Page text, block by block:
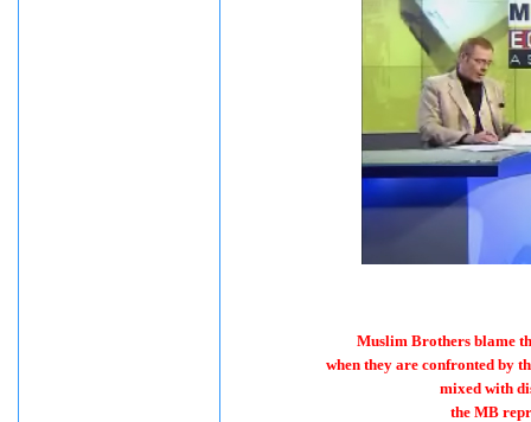
Muslim Brothers blame
when they are confronted by
mixed with
the MB